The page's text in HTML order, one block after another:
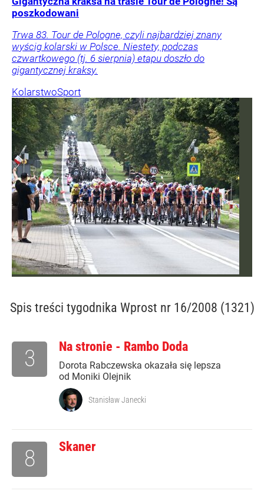
poszkodowani
Trwa 83. Tour de Pologne, czyli najbardziej znany
wyścig kolarski w Polsce. Niestety, podczas
czwartkowego (tj. 6 sierpnia) etapu doszło do
gigantycznej kraksy.
KolarstwoSport
Spis treści tygodnika Wprost nr 16/2008 (1321)
Na stronie - Rambo Doda
Dorota Rabczewska okazała się lepsza
od Moniki Olejnik
3
Stanisław Janecki
Skaner
8